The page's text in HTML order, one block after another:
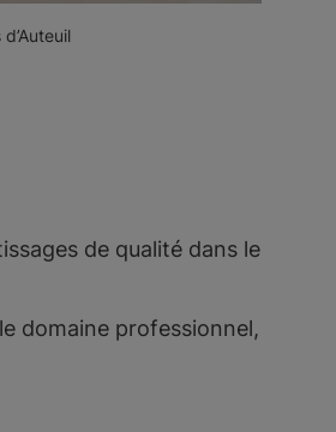
de qualité dans le
domaine professionnel,